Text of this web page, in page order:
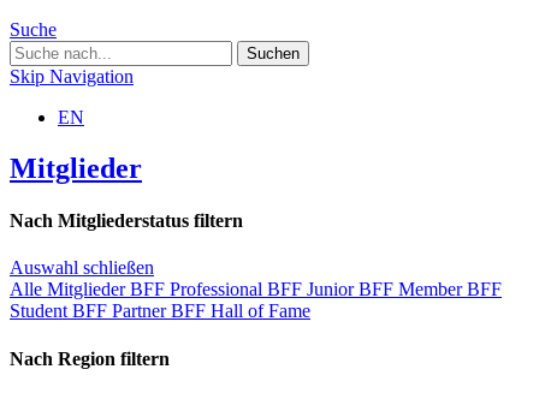
Suche
Skip Navigation
EN
Mitglieder
Nach Mitgliederstatus filtern
Auswahl schließen
Alle MitgliederBFF Professional BFF JuniorBFF MemberBFF
Student BFF PartnerBFF Hall of Fame
Nach Region filtern